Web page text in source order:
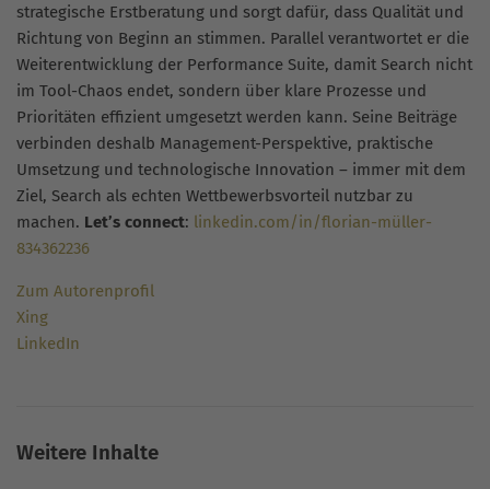
strategische Erstberatung und sorgt dafür, dass Qualität und
Richtung von Beginn an stimmen. Parallel verantwortet er die
Weiterentwicklung der Performance Suite, damit Search nicht
im Tool-Chaos endet, sondern über klare Prozesse und
Prioritäten effizient umgesetzt werden kann. Seine Beiträge
verbinden deshalb Management-Perspektive, praktische
Umsetzung und technologische Innovation – immer mit dem
Ziel, Search als echten Wettbewerbsvorteil nutzbar zu
machen. Let’s connect: linkedin.com/in/florian-müller-
834362236
Zum Autorenprofil
Xing
LinkedIn
Weitere Inhalte